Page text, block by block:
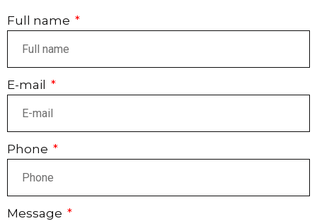
Full name
E-mail
Phone
Message